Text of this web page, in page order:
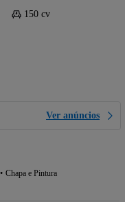
150 cv
Ver anúncios
Chapa e Pintura